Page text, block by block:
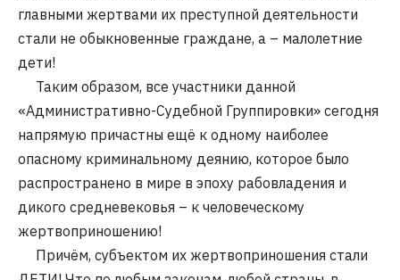
главными жертвами их преступной деятельности
стали не обыкновенные граждане, а – малолетние
дети!
Таким образом, все участники данной
«Административно-Судебной Группировки» сегодня
напрямую причастны ещё к одному наиболее
опасному криминальному деянию, которое было
распространено в мире в эпоху рабовладения и
дикого средневековья – к человеческому
жертвоприношению!
Причём, субъектом их жертвоприношения стали